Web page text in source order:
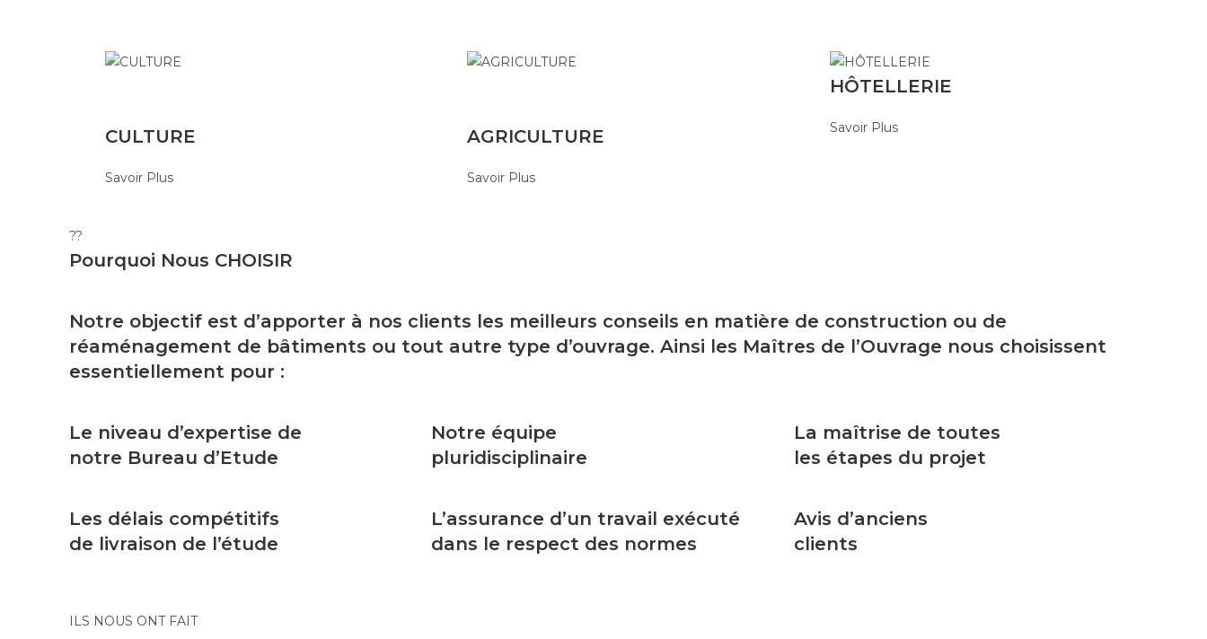
CULTURE
Savoir Plus
AGRICULTURE
Savoir Plus
HÔTELLERIE
Savoir Plus
??
Pourquoi Nous CHOISIR
Notre objectif est d’apporter à nos clients les meilleurs conseils en matière de construction ou de
réaménagement de bâtiments ou tout autre type d’ouvrage. Ainsi les Maîtres de l’Ouvrage nous choisissent
essentiellement pour :
Le niveau d’expertise de
notre Bureau d’Etude
Notre équipe
pluridisciplinaire
La maîtrise de toutes
les étapes du projet
Les délais compétitifs
de livraison de l’étude
L’assurance d’un travail exécuté
dans le respect des normes
Avis d’anciens
clients
ILS NOUS ONT FAIT